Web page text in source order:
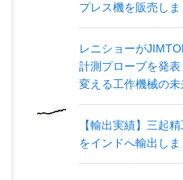
プレス機を販売しま
レニショーが
計測プローブを発
変える工作機械の未
【輸出実績】三起
をインドへ輸出しま